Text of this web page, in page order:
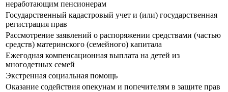
неработающим пенсионерам
Государственный кадастровый учет и (или) государственная
регистрация прав
Рассмотрение заявлений о распоряжении средствами (частью
средств) материнского (семейного) капитала
Ежегодная компенсационная выплата на детей из
многодетных семей
Экстренная социальная помощь
Оказание содействия опекунам и попечителям в защите прав